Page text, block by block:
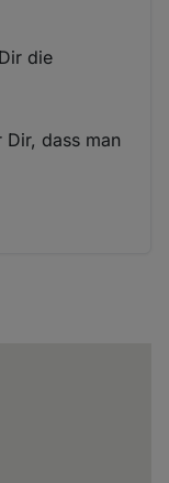
die
Dir, dass man